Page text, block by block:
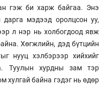
гэж би харж байгаа. Энэ
мэдээд оролцсон уу,
л нэр нь холбогдоод явж
Хөгжлийн, дэд бүтцийн
нууц хэлбэрээр хийхийг
Туулын хурдны зам тэр
хулгай байна гэдэг нь өдөр